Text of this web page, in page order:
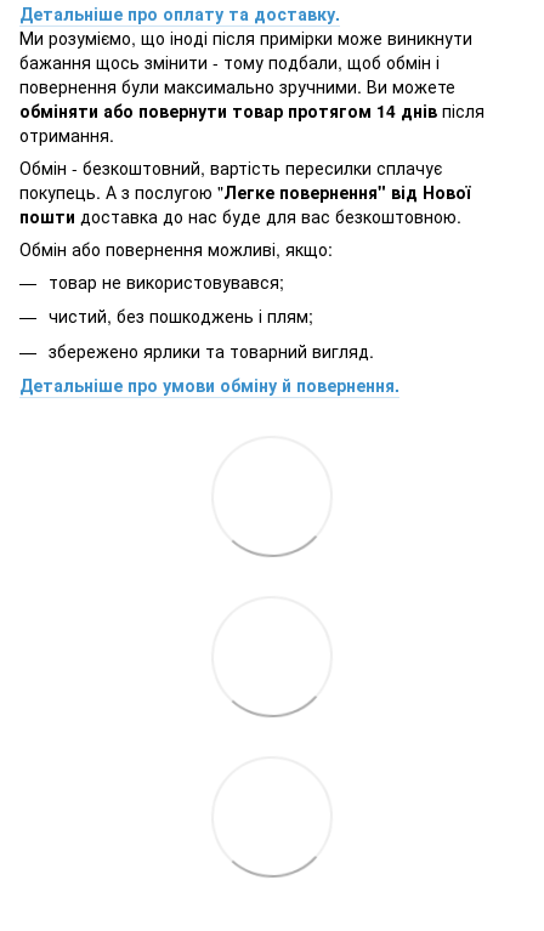
Детальніше про оплату та доставку.
Ми розуміємо, що іноді після примірки може виникнути
бажання щось змінити - тому подбали, щоб обмін і
повернення були максимально зручними. Ви можете
обміняти або повернути товар протягом 14 днів після
отримання.
Обмін - безкоштовний, вартість пересилки сплачує
покупець. А з послугою "Легке повернення" від Нової
пошти доставка до нас буде для вас безкоштовною.
Обмін або повернення можливі, якщо:
товар не використовувався;
чистий, без пошкоджень і плям;
збережено ярлики та товарний вигляд.
Детальніше про умови обміну й повернення.